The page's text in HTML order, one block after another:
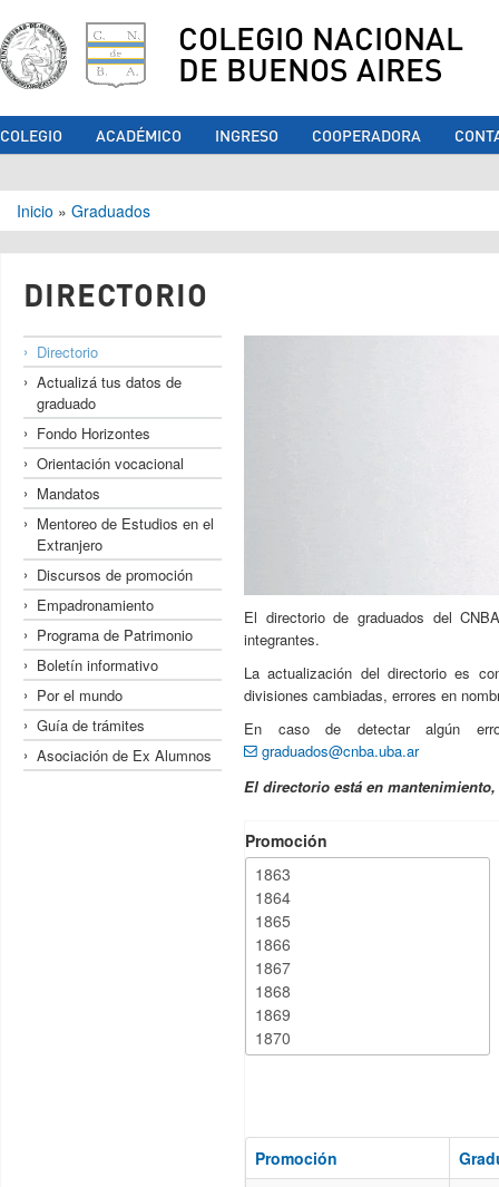
COLEGIO NACIONAL
DE BUENOS AIRES
COLEGIO ACADÉMICO INGRESO COOPERADORA
Se encuentra usted aquí
Inicio » Graduados
DIRECTORIO
Directorio
Actualizá tus datos de
graduado
Fondo Horizontes
Orientación vocacional
Mandatos
Mentoreo de Estudios en el
Extranjero
Discursos de promoción
Empadronamiento
Programa de Patrimonio
Boletín informativo
Por el mundo
Guía de trámites
Asociación de Ex Alumnos
El directorio de graduados del
integrantes.
La actualización del directorio es
divisiones cambiadas, errores en
En caso de detectar algún
graduados@cnba.uba.ar
El directorio está en
Promoción
Promoción